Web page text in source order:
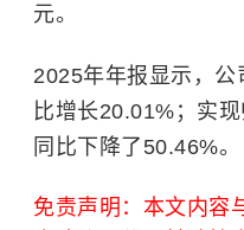
元。
2025年年报显示，公
比增长20.01%；实
同比下降了50.46%。
免责声明：本文内容